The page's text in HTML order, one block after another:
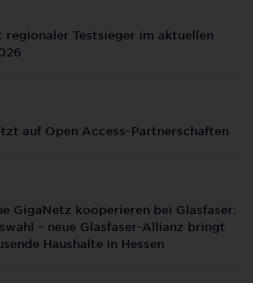
regionaler Testsieger im aktuellen
auf Open Access-Partnerschaften
GigaNetz kooperieren bei Glasfaser:
– neue Glasfaser-Allianz bringt
Haushalte in Hessen